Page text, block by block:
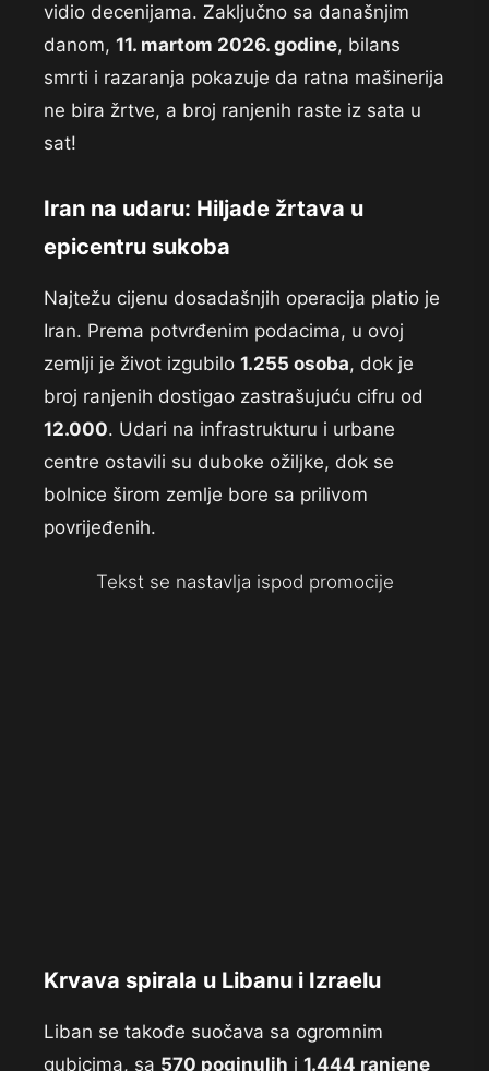
vidio decenijama. Zaključno sa današnjim
danom, 11. martom 2026. godine, bilans
smrti i razaranja pokazuje da ratna mašinerija
ne bira žrtve, a broj ranjenih raste iz sata u
sat!
Iran na udaru: Hiljade žrtava u
epicentru sukoba
Najtežu cijenu dosadašnjih operacija platio je
Iran. Prema potvrđenim podacima, u ovoj
zemlji je život izgubilo 1.255 osoba, dok je
broj ranjenih dostigao zastrašujuću cifru od
12.000. Udari na infrastrukturu i urbane
centre ostavili su duboke ožiljke, dok se
bolnice širom zemlje bore sa prilivom
povrijeđenih.
Tekst se nastavlja ispod promocije
Krvava spirala u Libanu i Izraelu
Liban se takođe suočava sa ogromnim
gubicima, sa 570 poginulih i 1.444 ranjene